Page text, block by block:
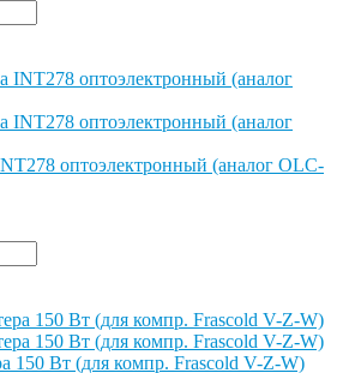
оптоэлектронный (аналог OLC-
150 Вт (для компр. Frascold V-Z-W)